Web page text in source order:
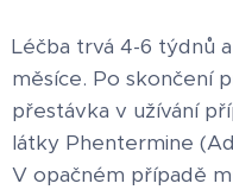
Léčba trvá 4-6 týdnů
měsíce. Po skončení
přestávka v užívání
látky Phentermine
V opačném případě